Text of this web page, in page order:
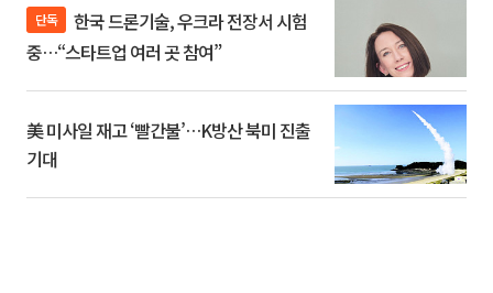
단독
중…“스타트업 여러 곳 참여”
美 미사일 재고 ‘빨간불’…K방산 북미 진출
기대